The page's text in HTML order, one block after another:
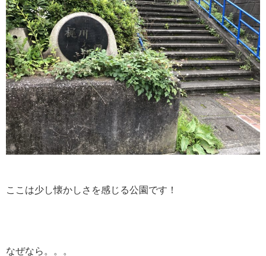
ここは少し懐かしさを感じる公園です！
なぜなら。。。